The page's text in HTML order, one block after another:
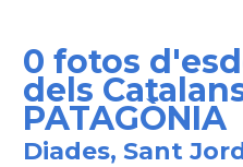
0 fotos
dels
PATAGÒNIA
Diades, Sant